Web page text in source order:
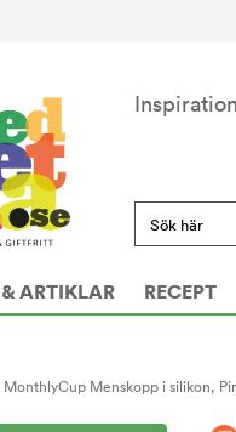
ARTIKLAR RECEPT
MonthlyCup Menskopp i silikon,